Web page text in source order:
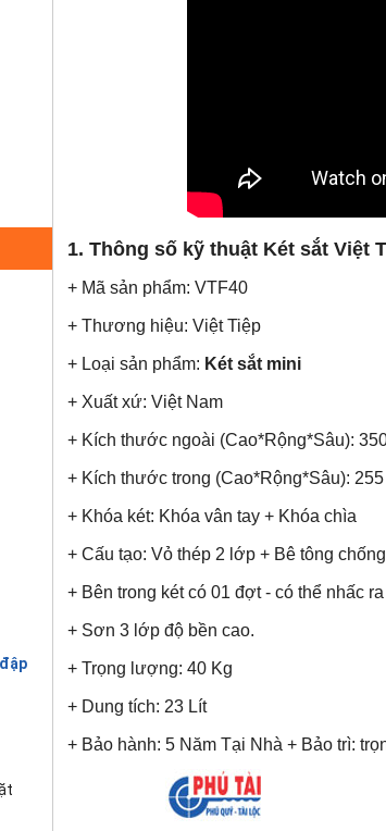
1. Thông số kỹ thuật Két sắt Việt
+ Mã sản phẩm: VTF40
+ Thương hiệu: Việt Tiệp
+ Loại sản phẩm: Két sắt mini
+ Xuất xứ: Việt Nam
+ Kích thước ngoài (Cao*Rộng*Sâu):
+ Kích thước trong (Cao*Rộng*Sâu):
+ Khóa két: Khóa vân tay + Khóa chìa
+ Cấu tạo: Vỏ thép 2 lớp + Bê tông
+ Bên trong két có 01 đợt - có thể nhấc
+ Sơn 3 lớp độ bền cao.
+ Trọng lượng: 40 Kg
+ Dung tích: 23 Lít
+ Bảo hành: 5 Năm Tại Nhà + Bảo trì: